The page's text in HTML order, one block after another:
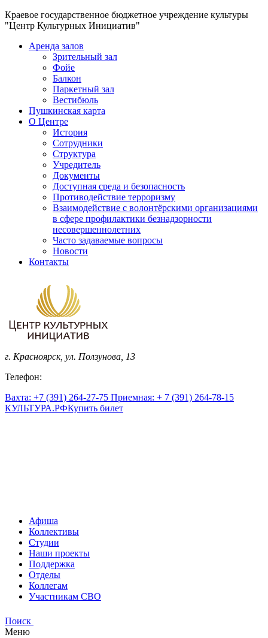
Краевое государственное бюджетное учреждение культуры
"Центр Культурных Инициатив"
Аренда залов
Зрительный зал
Фойе
Балкон
Паркетный зал
Вестибюль
Пушкинская карта
О Центре
История
Сотрудники
Структура
Учредитель
Документы
Доступная среда и безопасность
Противодействие терроризму
Взаимодействие с волонтёрскими организациями
в сфере профилактики безнадзорности
несовершеннолетних
Часто задаваемые вопросы
Новости
Контакты
г. Красноярск, ул. Ползунова, 13
Телефон:
Вахта: +7 (391) 264-27-75 Приемная: + 7 (391) 264-78-15
КУЛЬТУРА.РФКупить билет
Афиша
Коллективы
Студии
Наши проекты
Поддержка
Отделы
Коллегам
Участникам СВО
Поиск
Меню